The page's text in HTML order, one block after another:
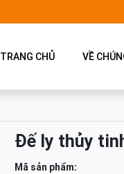
TRANG CHỦ VỀ
Đế ly thủy
Mã sản phẩm: